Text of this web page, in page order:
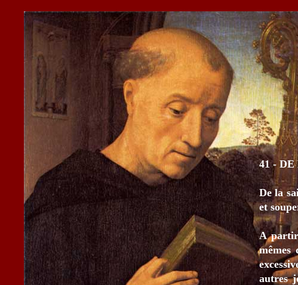
41 - DE
De la
et
A partir
mêmes
autres